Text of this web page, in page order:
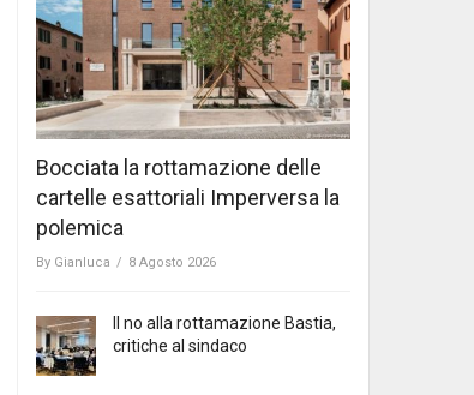
Bocciata la rottamazione delle
cartelle esattoriali Imperversa la
polemica
By Gianluca / 8 Agosto 2026
Il no alla rottamazione Bastia,
critiche al sindaco